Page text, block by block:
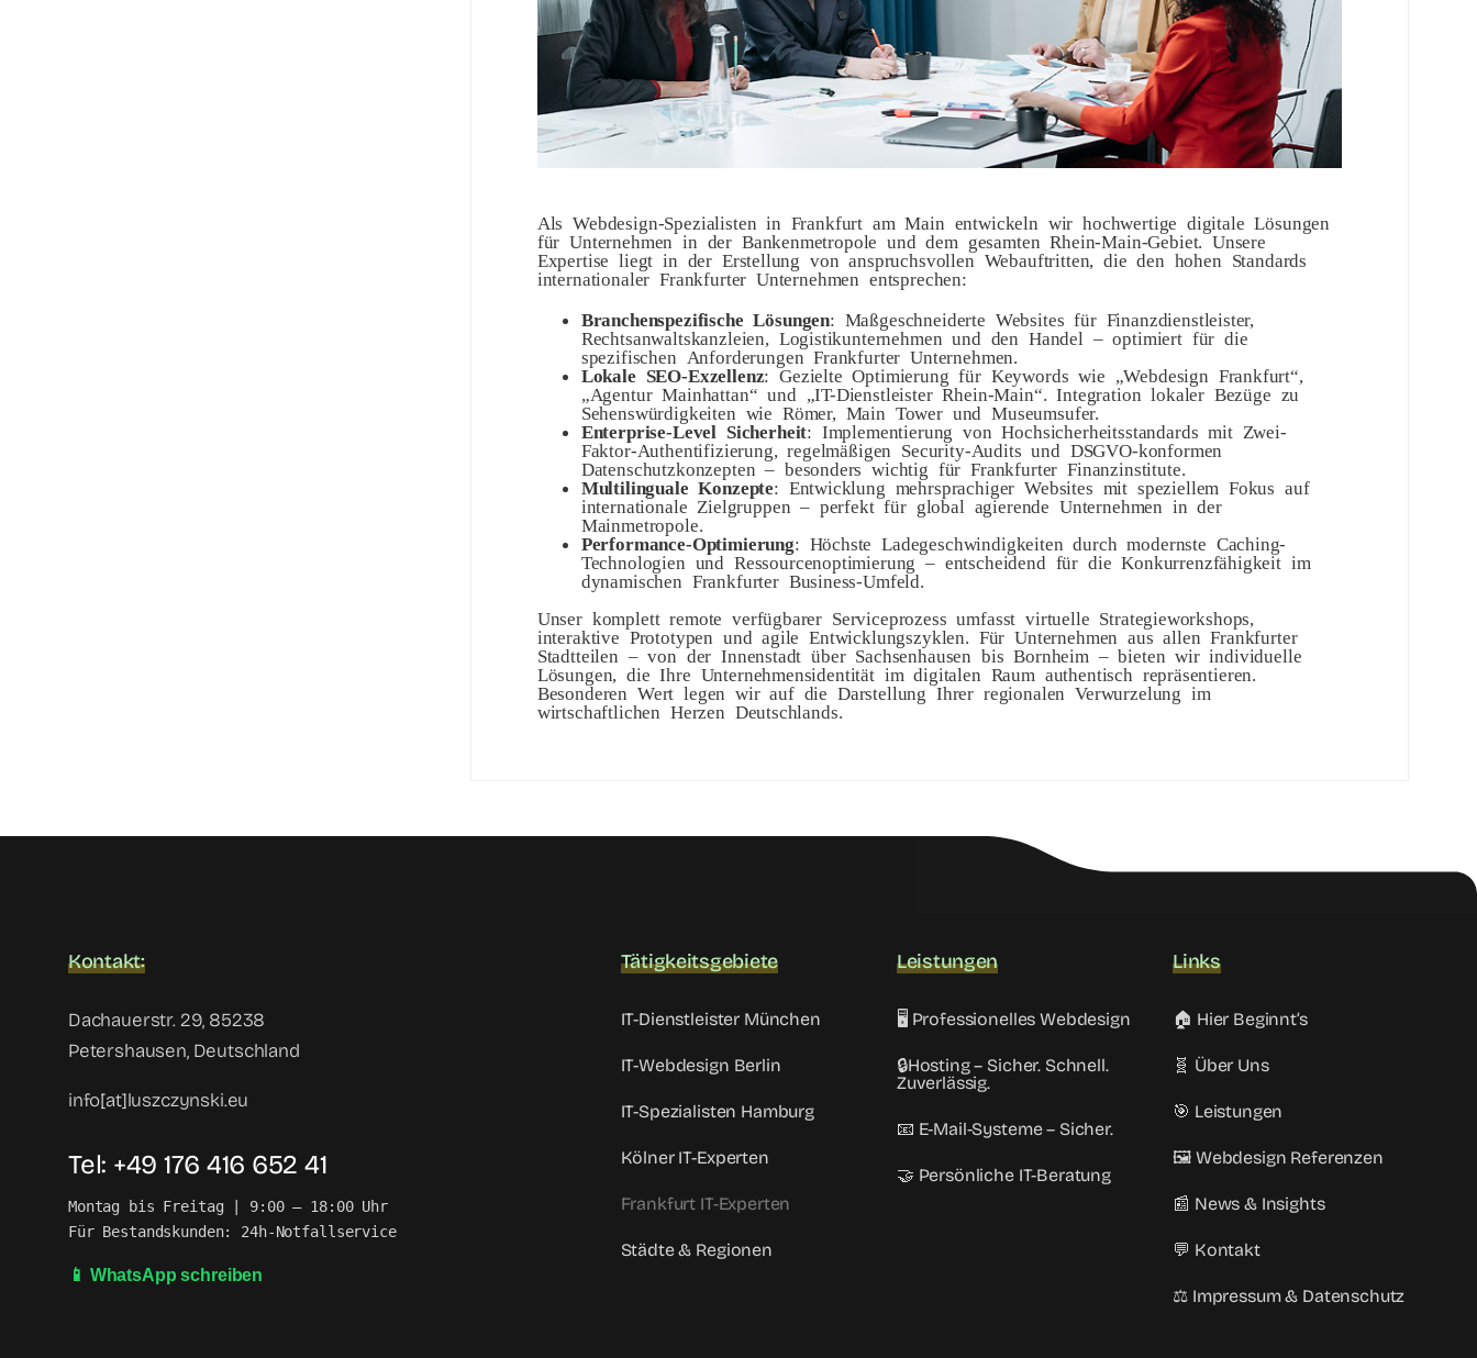
Als Webdesign-Spezialisten in Frankfurt am Main entwickeln wir hochwertige digitale Lösungen
für Unternehmen in der Bankenmetropole und dem gesamten Rhein-Main-Gebiet. Unsere
Expertise liegt in der Erstellung von anspruchsvollen Webauftritten, die den hohen Standards
internationaler Frankfurter Unternehmen entsprechen:
Branchenspezifische Lösungen: Maßgeschneiderte Websites für Finanzdienstleister,
Rechtsanwaltskanzleien, Logistikunternehmen und den Handel – optimiert für die
spezifischen Anforderungen Frankfurter Unternehmen.
Lokale SEO-Exzellenz: Gezielte Optimierung für Keywords wie „Webdesign Frankfurt“,
„Agentur Mainhattan“ und „IT-Dienstleister Rhein-Main“. Integration lokaler Bezüge zu
Sehenswürdigkeiten wie Römer, Main Tower und Museumsufer.
Enterprise-Level Sicherheit: Implementierung von Hochsicherheitsstandards mit Zwei-
Faktor-Authentifizierung, regelmäßigen Security-Audits und DSGVO-konformen
Datenschutzkonzepten – besonders wichtig für Frankfurter Finanzinstitute.
Multilinguale Konzepte: Entwicklung mehrsprachiger Websites mit speziellem Fokus auf
internationale Zielgruppen – perfekt für global agierende Unternehmen in der
Mainmetropole.
Performance-Optimierung: Höchste Ladegeschwindigkeiten durch modernste Caching-
Technologien und Ressourcenoptimierung – entscheidend für die Konkurrenzfähigkeit im
dynamischen Frankfurter Business-Umfeld.
Unser komplett remote verfügbarer Serviceprozess umfasst virtuelle Strategieworkshops,
interaktive Prototypen und agile Entwicklungszyklen. Für Unternehmen aus allen Frankfurter
Stadtteilen – von der Innenstadt über Sachsenhausen bis Bornheim – bieten wir individuelle
Lösungen, die Ihre Unternehmensidentität im digitalen Raum authentisch repräsentieren.
Besonderen Wert legen wir auf die Darstellung Ihrer regionalen Verwurzelung im
wirtschaftlichen Herzen Deutschlands.
Kontakt:
Dachauerstr. 29, 85238
Petershausen, Deutschland
info[at]luszczynski.eu
Tel: +49 176 416 652 41
Montag bis Freitag | 9:00 – 18:00 Uhr
Für Bestandskunden: 24h-Notfallservice
📱 WhatsApp schreiben
Tätigkeitsgebiete
IT-Dienstleister München
IT-Webdesign Berlin
IT-Spezialisten Hamburg
Kölner IT-Experten
Frankfurt IT-Experten
Städte & Regionen
Leistungen
🖥️ Professionelles Webdesign
🔒Hosting – Sicher. Schnell.
Zuverlässig.
📧 E-Mail-Systeme – Sicher.
🤝 Persönliche IT-Beratung
Links
🏠 Hier Beginnt’s
🧬 Über Uns
🎯 Leistungen
🖼️ Webdesign Referenzen
📰 News & Insights
💬 Kontakt
⚖️ Impressum & Datenschutz